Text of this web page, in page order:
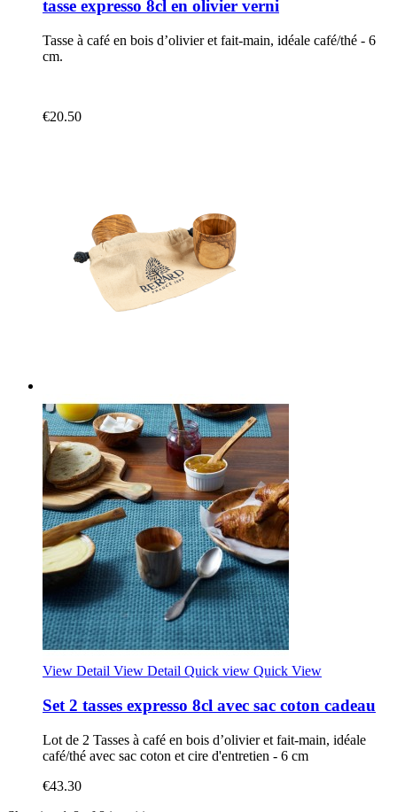
tasse expresso 8cl en olivier verni
Tasse à café en bois d’olivier et fait-main, idéale café/thé - 6
cm.
€20.50
View Detail View Detail Quick view Quick View
Set 2 tasses expresso 8cl avec sac coton cadeau
Lot de 2 Tasses à café en bois d’olivier et fait-main, idéale
café/thé avec sac coton et cire d'entretien - 6 cm
€43.30